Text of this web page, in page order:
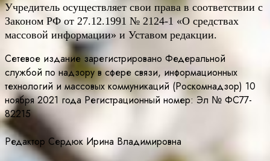
Учредитель осуществляет свои права в соответствии с
Законом РФ от 27.12.1991 № 2124-1 «О средствах
массовой информации» и Уставом редакции.
Сетевое издание зарегистрировано Федеральной
службой по надзору в сфере связи, информационных
технологий и массовых коммуникаций (Роскомнадзор) 10
ноября 2021 года Регистрационный номер: Эл № ФС77-
82215
Редактор Сердюк Ирина Владимировна